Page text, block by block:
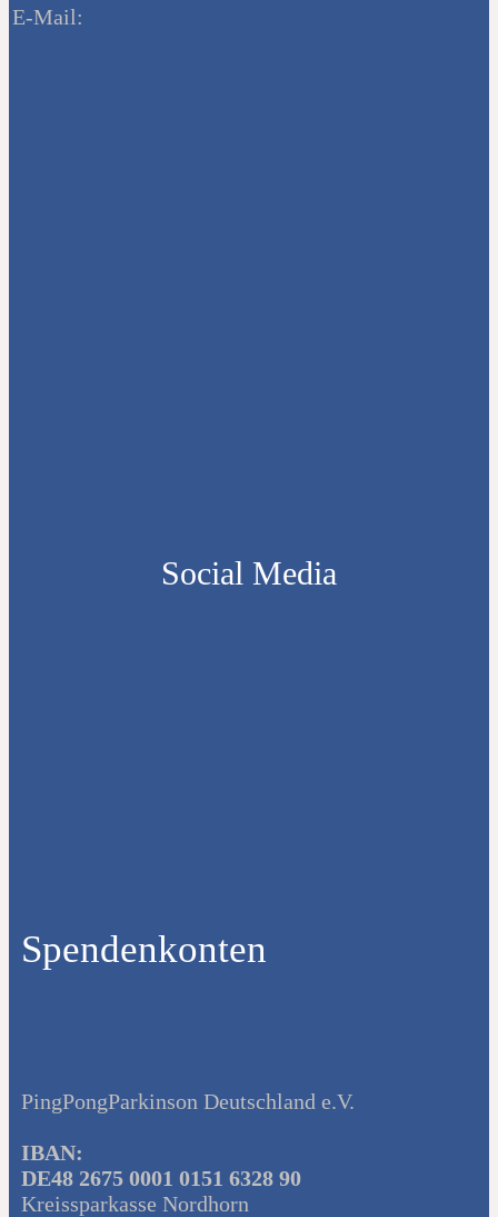
E-Mail:
Social Media
Spendenkonten
PingPongParkinson Deutschland e.V.
IBAN:
DE48 2675 0001 0151 6328 90
Kreissparkasse Nordhorn